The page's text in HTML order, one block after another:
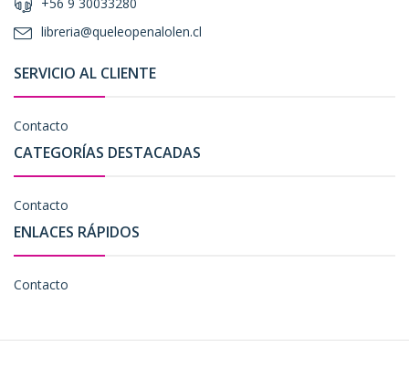
libreria@queleopenalolen.cl
SERVICIO AL CLIENTE
Contacto
CATEGORÍAS DESTACADAS
Contacto
ENLACES RÁPIDOS
Contacto